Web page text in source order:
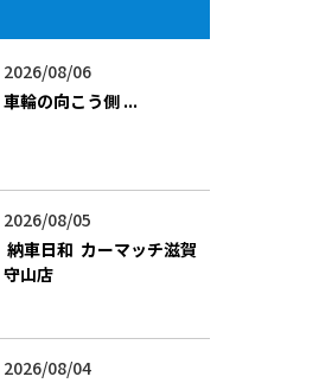
2026/08/06
車輪の向こう側 ――...
2026/08/05
守山店
2026/08/04